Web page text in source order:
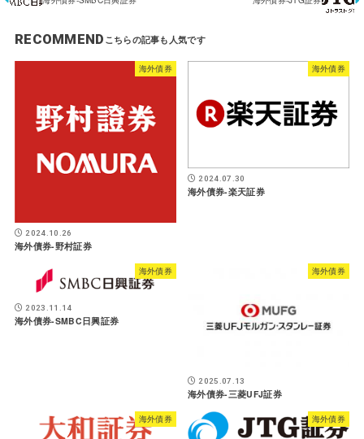
RECOMMEND
海外債券
2024.10.26
海外債券-野村証券
海外債券
2024.07.30
海外債券-楽天証券
海外債券
2023.11.14
海外債券-SMBC日興証券
海外債券
2025.07.13
海外債券-三菱UFJ証券
海外債券 海外債券